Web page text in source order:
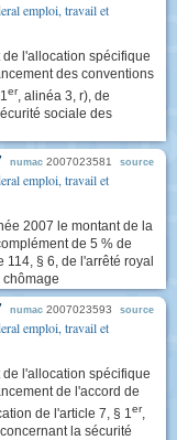
emploi, travail et
l'allocation spécifique
des conventions
er, alinéa 3, r), de
sociale des
numac 2007023581 source
emploi, travail et
2007 le montant de la
de 5 % de
§ 6, de l'arrêté royal
numac 2007023593 source
emploi, travail et
l'allocation spécifique
de l'accord de
de l'article 7, § 1er,
la sécurité